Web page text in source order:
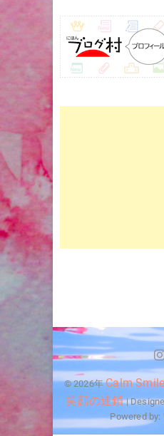
© 2026年Calm
笑顔の連鎖|
Powered by: